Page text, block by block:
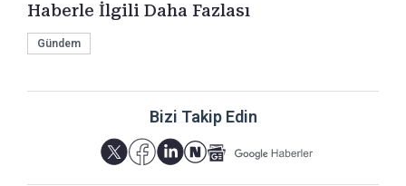
Haberle İlgili Daha Fazlası
Gündem
Bizi Takip Edin